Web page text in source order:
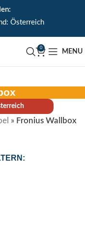
Österreich
0
MENU
» Fronius Wallbox
ABHOLLAGER